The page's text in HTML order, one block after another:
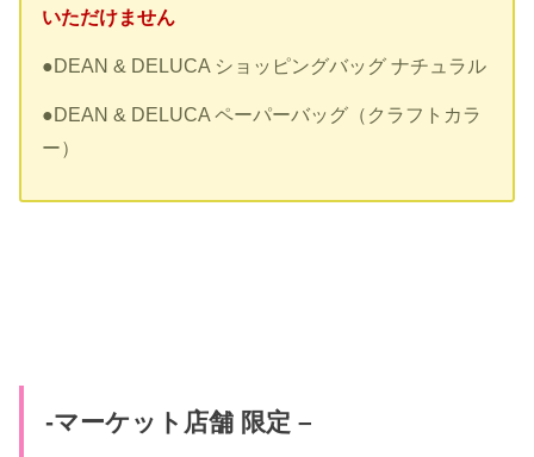
いただけません
●DEAN & DELUCA ショッピングバッグ ナチュラル
●DEAN & DELUCA ペーパーバッグ（クラフトカラ
ー）
-マーケット店舗 限定 –